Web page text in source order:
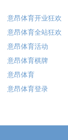
意昂体育开业狂欢
意昂体育全站狂欢
意昂体育活动
意昂体育棋牌
意昂体育
意昂体育登录